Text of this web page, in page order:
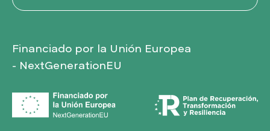
Financiado por la Unión Europea
- NextGenerationEU